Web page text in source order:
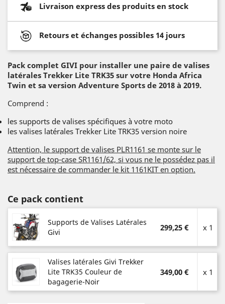
Livraison express des produits en stock
Retours et échanges possibles 14 jours
Pack complet GIVI pour installer une paire de valises
latérales Trekker Lite TRK35 sur votre Honda Africa
Twin et sa version Adventure Sports de 2018 à 2019.
Comprend :
les supports de valises spécifiques à votre moto
les valises latérales Trekker Lite TRK35 version noire
Attention, le support de valises PLR1161 se monte sur le
support de top-case SR1161/62, si vous ne le possédez pas il
est nécessaire de commander le kit 1161KIT en option.
Ce pack contient
Supports de Valises Latérales
Givi
299,25 € x 1
Valises latérales Givi Trekker
Lite TRK35 Couleur de
bagagerie-Noir
349,00 € x 1